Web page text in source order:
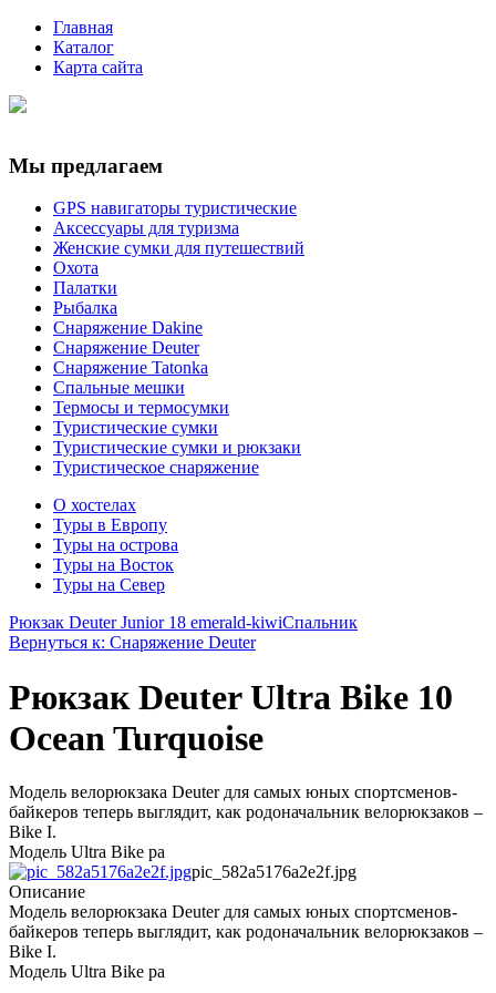
Главная
Каталог
Карта сайта
Мы предлагаем
GPS навигаторы туристические
Аксессуары для туризма
Женские сумки для путешествий
Охота
Палатки
Рыбалка
Снаряжение Dakine
Снаряжение Deuter
Снаряжение Tatonka
Спальные мешки
Термосы и термосумки
Туристические сумки
Туристические сумки и рюкзаки
Туристическое снаряжение
О хостелах
Туры в Европу
Туры на острова
Туры на Восток
Туры на Север
Рюкзак Deuter Junior 18 emerald-kiwiСпальник
Вернуться к: Снаряжение Deuter
Рюкзак Deuter Ultra Bike 10
Ocean Turquoise
Модель велорюкзака Deuter для самых юных спортсменов-
байкеров теперь выглядит, как родоначальник велорюкзаков –
Bike I.
Модель Ultra Bike ра
pic_582a5176a2e2f.jpg
Описание
Модель велорюкзака Deuter для самых юных спортсменов-
байкеров теперь выглядит, как родоначальник велорюкзаков –
Bike I.
Модель Ultra Bike ра